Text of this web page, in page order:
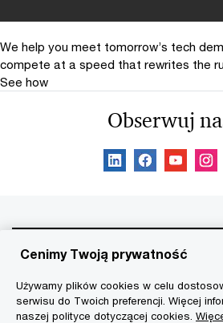
We help you meet tomorrow’s tech
compete at a speed that rewrites the
See how
Obserwuj
Usługi
Audyt
CFO
Cenimy Twoją prywatność
Używamy plików cookies w celu
serwisu do Twoich preferencji. Więcej
naszej polityce dotyczącej cookies.